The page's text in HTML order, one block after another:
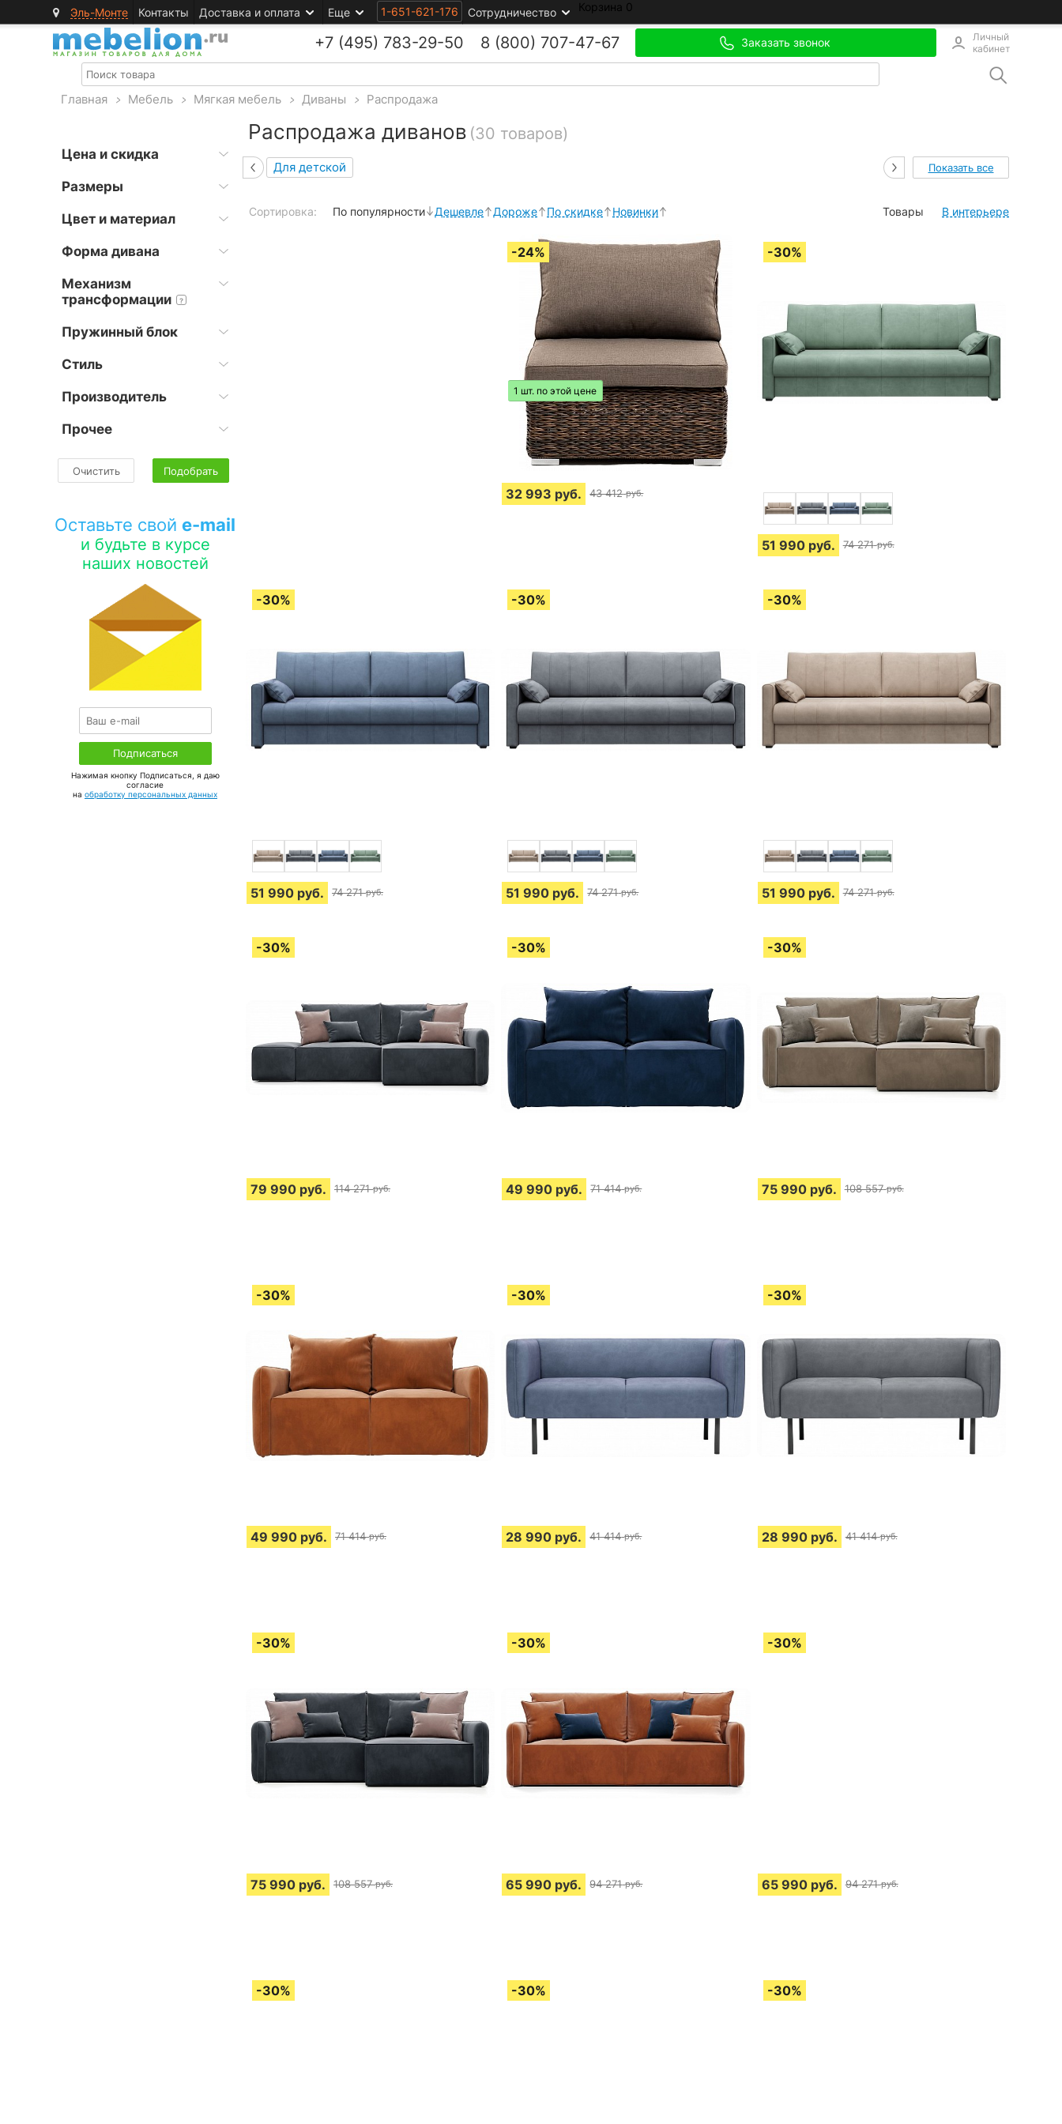
Эль-Монте Контакты Доставка и оплата Еще 1-651-621-176 Сотрудничество Корзина 0
+7 (495) 783-29-50 8 (800) 707-47-67 Заказать звонок
Личный
кабинет
Главная > Мебель > Мягкая мебель > Диваны > Распродажа
Цена и скидка
Размеры
Цвет и материал
Форма дивана
Механизм
трансформации
?
Пружинный блок
Стиль
Производитель
Прочее
Очистить Подобрать
Оставьте свой e-mail
и будьте в курсе
наших новостей
Нажимая кнопку Подписаться, я даю
соглаcие
на обработку персональных данных
Распродажа диванов (30 товаров)
Для детской Показать все
Сортировка: По популярности Дешевле Дороже По скидке Новинки Товары В интерьере
1 шт. по этой цене
32 993 руб. 43 412 руб.
51 990 руб. 74 271 руб.
51 990 руб. 74 271 руб. 51 990 руб. 74 271 руб. 51 990 руб. 74 271 руб.
79 990 руб. 114 271 руб. 49 990 руб. 71 414 руб. 75 990 руб. 108 557 руб.
49 990 руб. 71 414 руб. 28 990 руб. 41 414 руб. 28 990 руб. 41 414 руб.
75 990 руб. 108 557 руб. 65 990 руб. 94 271 руб. 65 990 руб. 94 271 руб.